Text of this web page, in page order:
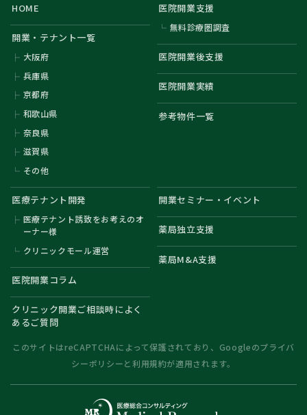
HOME
開業・テナント一覧
大阪府
兵庫県
京都府
和歌山県
奈良県
滋賀県
その他
医院開業支援
無料診療圏調査
医院開業後支援
医院開業実績
参考物件一覧
医療テナント開発
医療テナント誘致をお考えのオ
ーナー様
クリニックモール運営
医院開業コラム
クリニック開業ご相談時によく
あるご質問
開業セミナー・イベント
薬局独立支援
薬局M&A支援
このサイトはreCAPTCHAによって保護されており、Googleのプライバ
シーポリシーと利用規約が適用されます。